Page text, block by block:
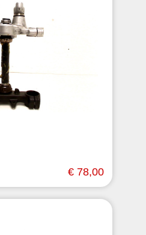
€ 78,00